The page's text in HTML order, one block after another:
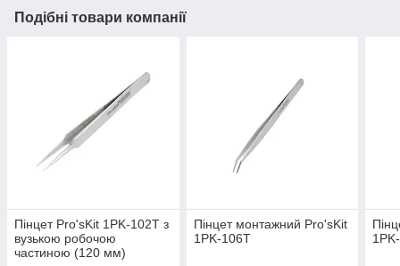
Подібні товари компанії
Пінцет Pro'sKit 1PK-102T з
вузькою робочою
частиною (120 мм)
Пінцет монтажний Pro'sKit
1PK-106T